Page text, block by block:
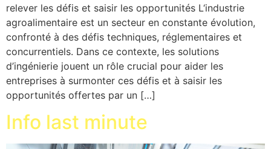
relever les défis et saisir les opportunités L‘industrie
agroalimentaire est un secteur en constante évolution,
confronté à des défis techniques, réglementaires et
concurrentiels. Dans ce contexte, les solutions
d’ingénierie jouent un rôle crucial pour aider les
entreprises à surmonter ces défis et à saisir les
opportunités offertes par un […]
Info last minute